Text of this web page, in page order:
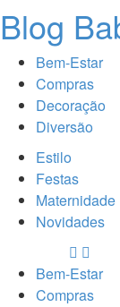
Blog
Bem-Estar
Compras
Decoração
Diversão
Estilo
Festas
Maternidade
Novidades
Bem-Estar
Compras